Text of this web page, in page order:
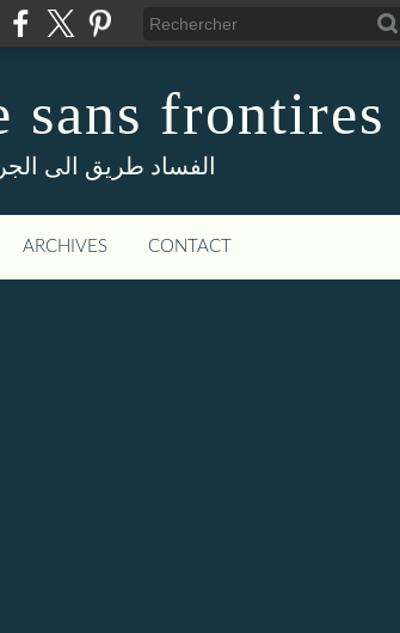
sans frontires
. الفساد طريق الى
ARCHIVES CONTACT